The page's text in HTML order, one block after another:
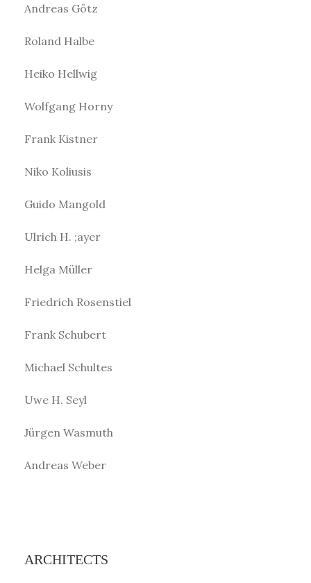
Andreas Götz
Roland Halbe
Heiko Hellwig
Wolfgang Horny
Frank Kistner
Niko Koliusis
Guido Mangold
Ulrich H. ;ayer
Helga Müller
Friedrich Rosenstiel
Frank Schubert
Michael Schultes
Uwe H. Seyl
Jürgen Wasmuth
Andreas Weber
ARCHITECTS